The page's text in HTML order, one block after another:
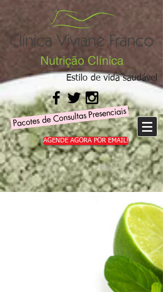
Estilo de vida saudável
Pacotes de Consultas Presenciais
AGENDE AGORA POR EMAIL!